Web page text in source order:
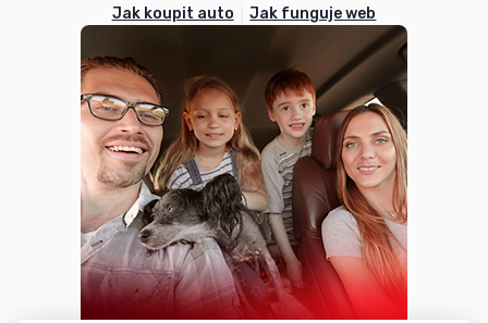
Jak koupit auto Jak funguje web